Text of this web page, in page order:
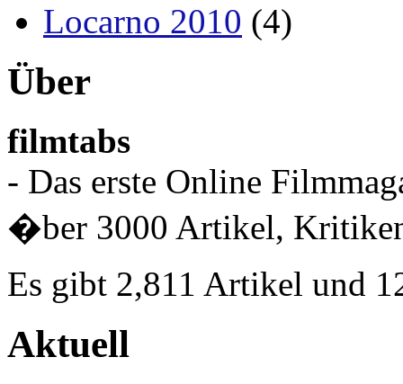
Locarno 2010 (4)
Über
filmtabs
- Das erste Online
�ber 3000 Artikel,
Es gibt 2,811 Artikel und
Aktuell